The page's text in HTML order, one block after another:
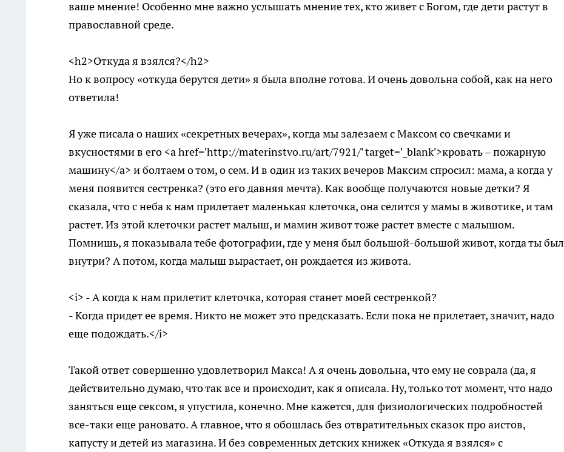
ваше мнение! Особенно мне важно услышать мнение тех, кто живет с Богом, где дети растут в
православной среде.
<h2>Откуда я взялся?</h2>
Но к вопросу «откуда берутся дети» я была вполне готова. И очень довольна собой, как на него
ответила!
Я уже писала о наших «секретных вечерах», когда мы залезаем с Максом со свечками и
вкусностями в его <a href='http://materinstvo.ru/art/7921/' target='_blank'>кровать – пожарную
машину</a> и болтаем о том, о сем. И в один из таких вечеров Максим спросил: мама, а когда у
меня появится сестренка? (это его давняя мечта). Как вообще получаются новые детки? Я
сказала, что с неба к нам прилетает маленькая клеточка, она селится у мамы в животике, и там
растет. Из этой клеточки растет малыш, и мамин живот тоже растет вместе с малышом.
Помнишь, я показывала тебе фотографии, где у меня был большой-большой живот, когда ты был
внутри? А потом, когда малыш вырастает, он рождается из живота.
<i> - А когда к нам прилетит клеточка, которая станет моей сестренкой?
- Когда придет ее время. Никто не может это предсказать. Если пока не прилетает, значит, надо
еще подождать.</i>
Такой ответ совершенно удовлетворил Макса! А я очень довольна, что ему не соврала (да, я
действительно думаю, что так все и происходит, как я описала. Ну, только тот момент, что надо
заняться еще сексом, я упустила, конечно. Мне кажется, для физиологических подробностей
все-таки еще рановато. А главное, что я обошлась без отвратительных сказок про аистов,
капусту и детей из магазина. И без современных детских книжек «Откуда я взялся» с